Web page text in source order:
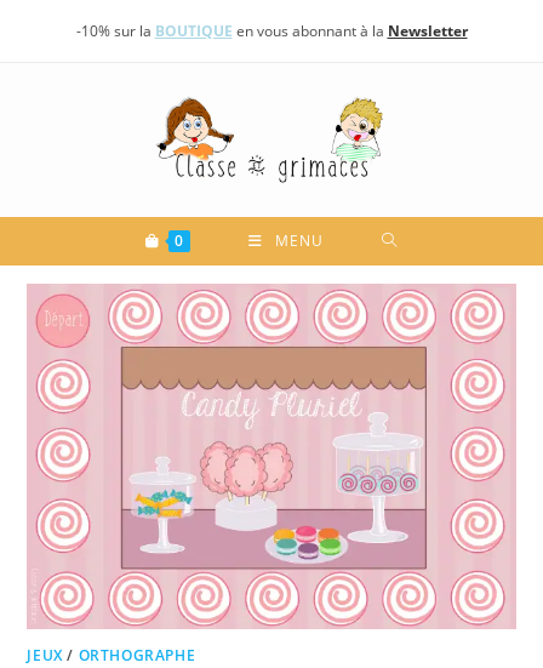
-10% sur la BOUTIQUE en vous abonnant à la Newsletter
0 MENU
JEUX/ ORTHOGRAPHE